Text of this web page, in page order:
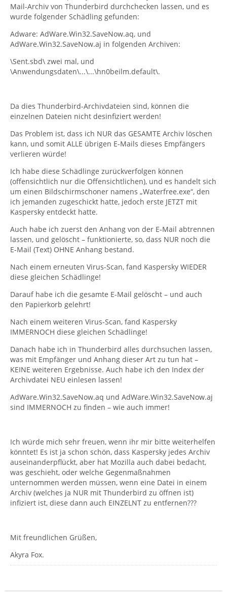
Mail-Archiv von Thunderbird durchchecken lassen, und es
wurde folgender Schädling gefunden:
Adware: AdWare.Win32.SaveNow.aq, und
AdWare.Win32.SaveNow.aj in folgenden Archiven:
\Sent.sbd\ zwei mal, und
\Anwendungsdaten\...\...\hn0beilm.default\.
Da dies Thunderbird-Archivdateien sind, können die
einzelnen Dateien nicht desinfiziert werden!
Das Problem ist, dass ich NUR das GESAMTE Archiv löschen
kann, und somit ALLE übrigen E-Mails dieses Empfängers
verlieren würde!
Ich habe diese Schädlinge zurückverfolgen können
(offensichtlich nur die Offensichtlichen), und es handelt sich
um einen Bildschirmschoner namens „Waterfree.exe“, den
ich jemanden zugeschickt hatte, jedoch erste JETZT mit
Kaspersky entdeckt hatte.
Auch habe ich zuerst den Anhang von der E-Mail abtrennen
lassen, und gelöscht – funktionierte, so, dass NUR noch die
E-Mail (Text) OHNE Anhang bestand.
Nach einem erneuten Virus-Scan, fand Kaspersky WIEDER
diese gleichen Schädlinge!
Darauf habe ich die gesamte E-Mail gelöscht – und auch
den Papierkorb gelehrt!
Nach einem weiteren Virus-Scan, fand Kaspersky
IMMERNOCH diese gleichen Schädlinge!
Danach habe ich in Thunderbird alles durchsuchen lassen,
was mit Empfänger und Anhang dieser Art zu tun hat –
KEINE weiteren Ergebnisse. Auch habe ich den Index der
Archivdatei NEU einlesen lassen!
AdWare.Win32.SaveNow.aq und AdWare.Win32.SaveNow.aj
sind IMMERNOCH zu finden – wie auch immer!
Ich würde mich sehr freuen, wenn ihr mir bitte weiterhelfen
könntet! Es ist ja schon schön, dass Kaspersky jedes Archiv
auseinanderpflückt, aber hat Mozilla auch dabei bedacht,
was geschieht, oder welche Gegenmaßnahmen
unternommen werden müssen, wenn eine Datei in einem
Archiv (welches ja NUR mit Thunderbird zu öffnen ist)
infiziert ist, diese dann auch EINZELNT zu entfernen???
Mit freundlichen Grüßen,
Akyra Fox.